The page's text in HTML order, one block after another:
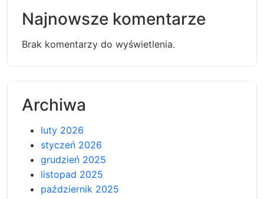
Najnowsze komentarze
Brak komentarzy do wyświetlenia.
Archiwa
luty 2026
styczeń 2026
grudzień 2025
listopad 2025
październik 2025